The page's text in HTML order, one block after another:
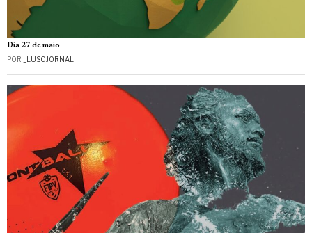
Dia 27 de maio
POR _LUSOJORNAL